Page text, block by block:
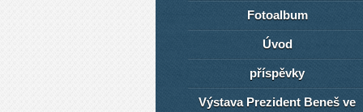
Fotoalbum
Úvod
příspěvky
Výstava Prezident Beneš ve